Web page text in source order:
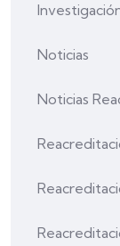
Noticias
Noticias